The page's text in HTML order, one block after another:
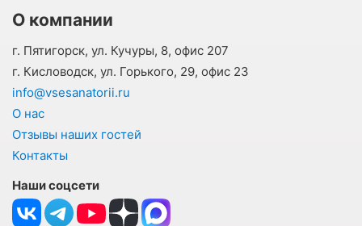
О компании
г. Пятигорск, ул. Кучуры, 8, офис 207
г. Кисловодск, ул. Горького, 29, офис 23
info@vsesanatorii.ru
О нас
Отзывы наших гостей
Контакты
Наши соцсети